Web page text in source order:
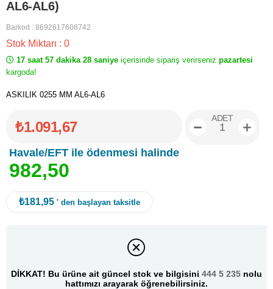
AL6-AL6)
Barkod : 8692617608742
Stok Miktarı : 0
17 saat 57 dakika 28 saniye içerisinde sipariş verirseniz pazartesi
kargoda!
ASKILIK 0255 MM AL6-AL6
₺1.091,67
Havale/EFT ile ödenmesi halinde
982,50
ADET
₺181,95 ' den başlayan taksitle
DİKKAT! Bu ürüne ait güncel stok ve bilgisini 444 5 235 nolu
hattımızı arayarak öğrenebilirsiniz.